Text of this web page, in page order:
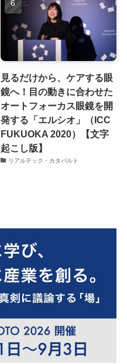
見るだけから、ケアする眼
鏡へ！目の動きに合わせた
オートフォーカス眼鏡を開
発する「エルシオ」（ICC
FUKUOKA 2020）【文字
起こし版】
リアルテック・カタパルト